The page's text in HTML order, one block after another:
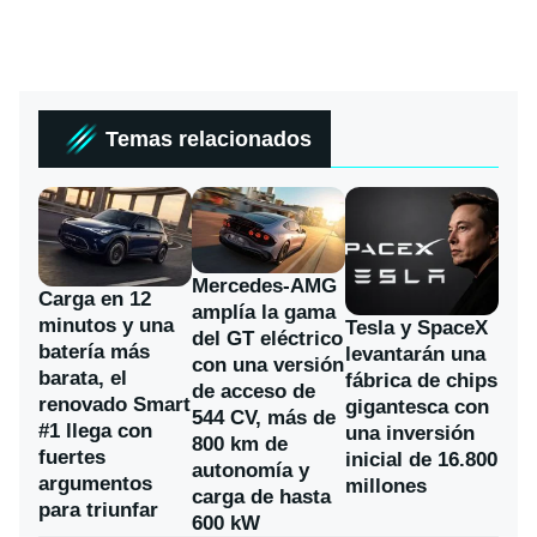
Temas relacionados
Carga en 12
minutos y una
batería más
barata, el
renovado Smart
#1 llega con
fuertes
argumentos
para triunfar
Mercedes-AMG
amplía la gama
del GT eléctrico
con una versión
de acceso de
544 CV, más de
800 km de
autonomía y
carga de hasta
600 kW
Tesla y SpaceX
levantarán una
fábrica de chips
gigantesca con
una inversión
inicial de 16.800
millones